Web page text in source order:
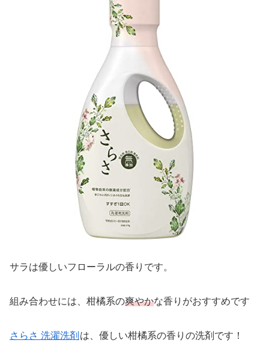
サラは優しいフローラルの香りです。
組み合わせには、柑橘系の爽やかな香りがおすすめです
さらさ 洗濯洗剤 は、優しい柑橘系の香りの洗剤です！